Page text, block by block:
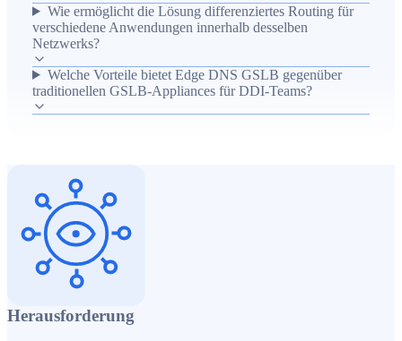
Managements, hohe Kosten für Appliances und
eingeschränkte Kontrolle der DDI-Teams, indem Edge-
Servicepunkte nahe Clients kosteneffizient intelligente
DNS-Antworten mit Null-TTL liefern. Ergebnis sind
geringere Kosten, bessere Ausfallsicherheit, granulare
Wie ermöglicht die Lösung differenziertes Routing für
verschiedene Anwendungen innerhalb desselben
Netzwerks?
Welche Vorteile bietet Edge DNS GSLB gegenüber
traditionellen GSLB-Appliances für DDI-Teams?
Herausforderung